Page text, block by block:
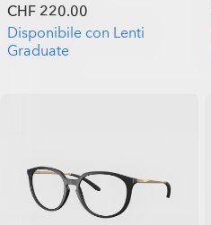
CHF 220.00
Disponibile con Lenti
Graduate